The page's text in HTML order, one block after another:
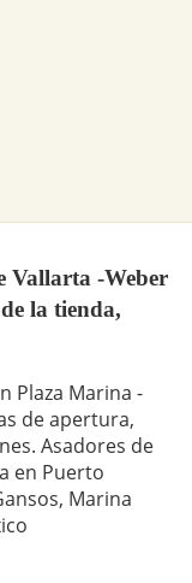
Vallarta -Weber
la tienda,
Plaza Marina -
de apertura,
Asadores de
en Puerto
Marina